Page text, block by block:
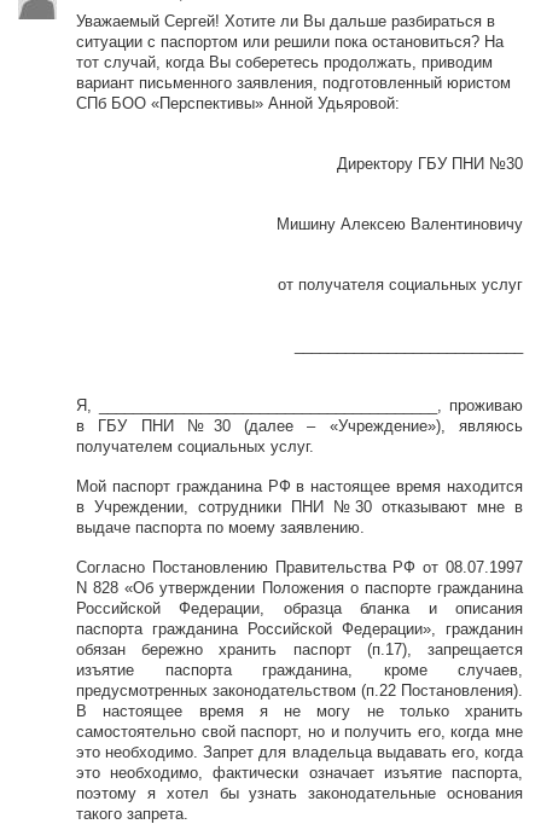
Уважаемый Сергей! Хотите ли Вы дальше разбираться в
ситуации с паспортом или решили пока остановиться? На
тот случай, когда Вы соберетесь продолжать, приводим
вариант письменного заявления, подготовленный юристом
СПб БОО «Перспективы» Анной Удьяровой:
Директору ГБУ ПНИ №30
Мишину Алексею Валентиновичу
от получателя социальных услуг
Я, ________________________________________, проживаю
в ГБУ ПНИ №30 (далее – «Учреждение»), являюсь
получателем социальных услуг.
Мой паспорт гражданина РФ в настоящее время находится
в Учреждении, сотрудники ПНИ №30 отказывают мне в
выдаче паспорта по моему заявлению.
Согласно Постановлению Правительства РФ от 08.07.1997
N 828 «Об утверждении Положения о паспорте гражданина
Российской Федерации, образца бланка и описания
паспорта гражданина Российской Федерации», гражданин
обязан бережно хранить паспорт (п.17), запрещается
изъятие паспорта гражданина, кроме случаев,
предусмотренных законодательством (п.22 Постановления).
В настоящее время я не могу не только хранить
самостоятельно свой паспорт, но и получить его, когда мне
это необходимо. Запрет для владельца выдавать его, когда
это необходимо, фактически означает изъятие паспорта,
поэтому я хотел бы узнать законодательные основания
такого запрета.